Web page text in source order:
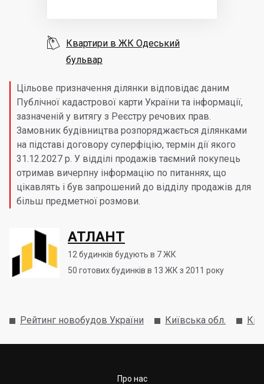
Цільове призначення ділянки відповідає даним
Публічної кадастрової карти України та інформації,
зазначеній у витягу з Реєстру речових прав.
Замовник будівництва розпоряджається ділянками
на підставі договору суперфіцію, термін дії якого
31.12.2027 р. У відділі продажів таємний покупець
отримав вичерпну інформацію по питаннях, що
цікавлять і був запрошений до відділу продажів для
більш предметної розмови.
АТЛАНТ
12 будинків будують в 7 ЖК
50 готових будинків в 13 ЖК з 2011 року
 Квартири в ЖК Одеський
бульвар
Рейтинг новобудов України Київська обл.
Про нас